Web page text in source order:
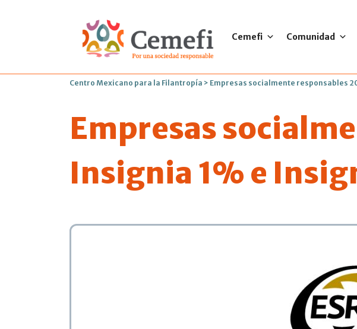
Cemefi Comunidad
Centro Mexicano para la Filantropía > Empresas socialmente responsables
Empresas
Insignia 1% e